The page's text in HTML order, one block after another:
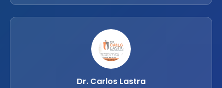
Dr. Carlos Lastra